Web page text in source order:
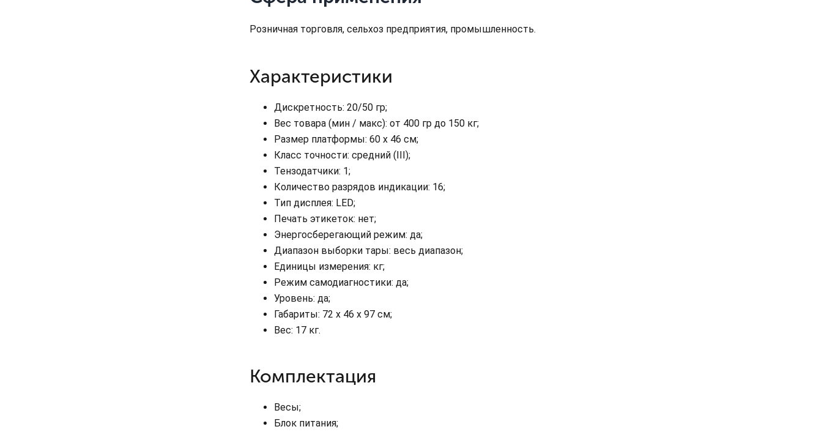
Розничная торговля, сельхоз предприятия, промышленность.
Характеристики
Дискретность: 20/50 гр;
Вес товара (мин / макс): от 400 гр до 150 кг;
Размер платформы: 60 x 46 cм;
Класс точности: средний (III);
Тензодатчики: 1;
Количество разрядов индикации: 16;
Тип дисплея: LED;
Печать этикеток: нет;
Энергосберегающий режим: да;
Диапазон выборки тары: весь диапазон;
Единицы измерения: кг;
Режим самодиагностики: да;
Уровень: да;
Габариты: 72 x 46 x 97 см;
Вес: 17 кг.
Комплектация
Весы;
Блок питания;